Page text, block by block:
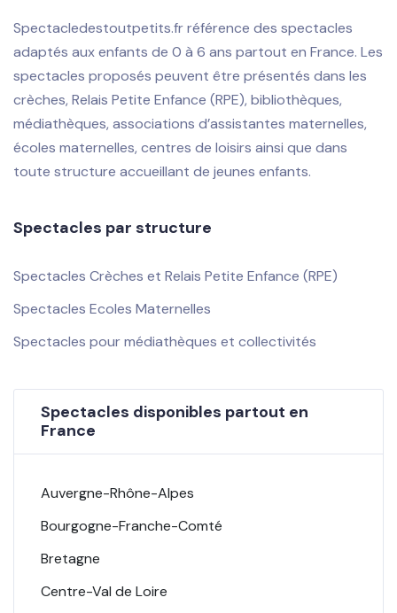
Spectacledestoutpetits.fr référence des spectacles
adaptés aux enfants de 0 à 6 ans partout en France. Les
spectacles proposés peuvent être présentés dans les
crèches, Relais Petite Enfance (RPE), bibliothèques,
médiathèques, associations d’assistantes maternelles,
écoles maternelles, centres de loisirs ainsi que dans
toute structure accueillant de jeunes enfants.
Spectacles par structure
Spectacles Crèches et Relais Petite Enfance (RPE)
Spectacles Ecoles Maternelles
Spectacles pour médiathèques et collectivités
Spectacles disponibles partout en
France
Auvergne-Rhône-Alpes
Bourgogne-Franche-Comté
Bretagne
Centre-Val de Loire